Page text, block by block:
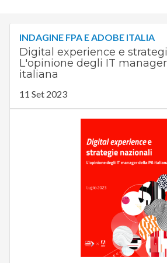
INDAGINE FPA E ADOBE ITALIA
Digital experience e
L'opinione degli IT
italiana
11 Set 2023